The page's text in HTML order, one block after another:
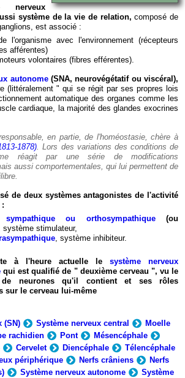
système de la vie de relation, composé de
est associé :
l'organisme avec l'environnement (récepteurs
afférentes)
volontaires (fibres efférentes).
autonome(SNA, neurovégétatif ou viscéral),
(littéralement " qui se régit par ses propres lois
automatique des organes comme les
cardiaque, la majorité des glandes exocrines
en partie, de l'homéostasie, chère à
1878). Lors des variations des conditions de
réagit par une série de modifications
aussi comportementales, qui lui permettent de
de deux systèmes antagonistes de l'activité
:
sympathique ou orthosympathique(ou
système stimulateur,
, système inhibiteur.
à l'heure actuelle le système nerveux
qui est qualifié de " deuxième cerveau ", vu le
de neurones qu'il contient et ses rôles
sur le cerveau lui-même
(SN) Système nerveux central
Moelle
rachidien Pont
Mésencéphale
Cervelet Diencéphale
Télencéphale
périphérique
Nerfs crâniens
Nerfs
Système nerveux autonome
Système